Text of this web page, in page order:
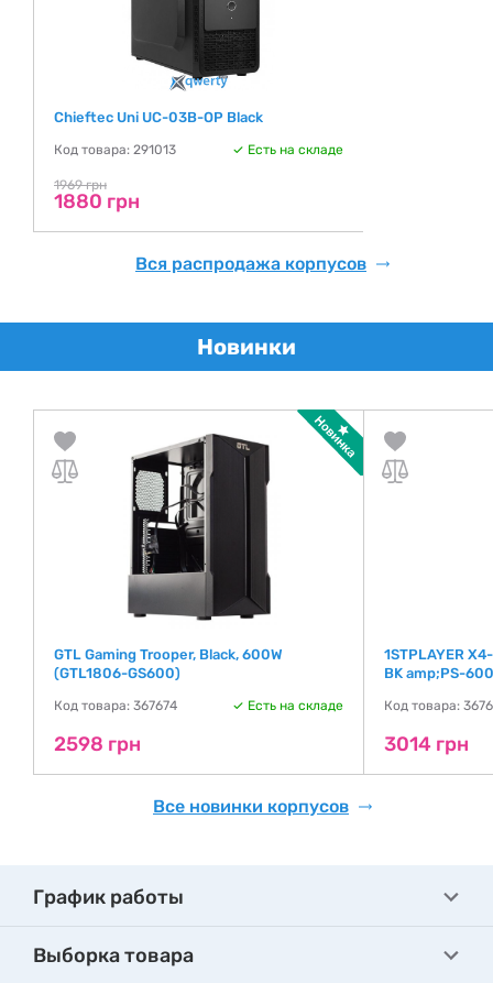
Chieftec Uni UC-03B-OP Black
Код товара: 291013 Есть на складе
1969 грн
1880 грн
Вся распродажа корпусов
Новинки
GTL Gaming Trooper, Black, 600W
(GTL1806-GS600)
Код товара: 367674 Есть на складе
2598 грн
1STPLAYER
BK amp;PS-
Код товара:
3014 грн
Все новинки корпусов
График работы
Выборка товара